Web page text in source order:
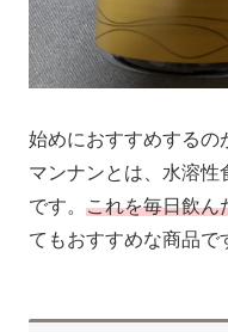
始めにおすすめするの
マンナンとは、水溶性
です。 これを毎日飲ん
てもおすすめな商品で